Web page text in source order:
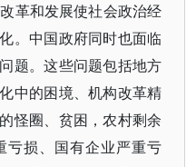
革和发展使社会政治经
。中国政府同时也面临
题。这些问题包括地方
中的困境、机构改革精
怪圈、贫困，农村剩余
亏损、国有企业严重亏